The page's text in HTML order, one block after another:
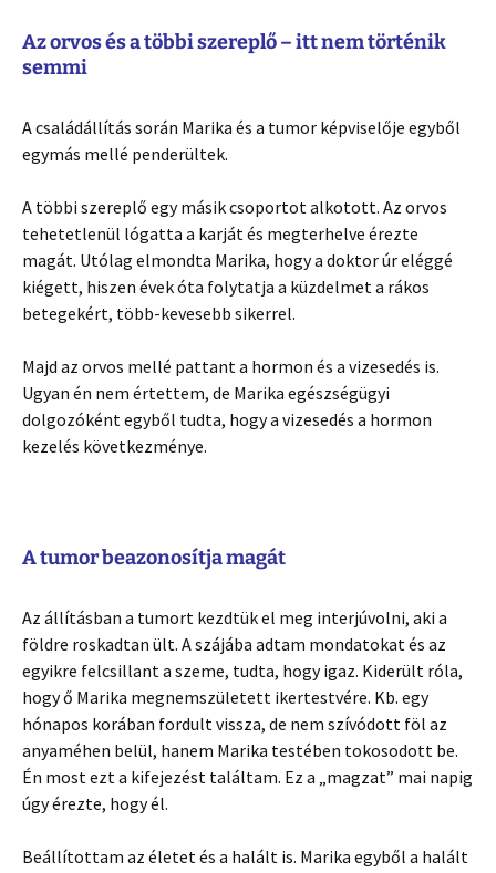
Az orvos és a többi szereplő – itt nem történik
semmi
A családállítás során Marika és a tumor képviselője egyből
egymás mellé penderültek.
A többi szereplő egy másik csoportot alkotott. Az orvos
tehetetlenül lógatta a karját és megterhelve érezte
magát. Utólag elmondta Marika, hogy a doktor úr eléggé
kiégett, hiszen évek óta folytatja a küzdelmet a rákos
betegekért, több-kevesebb sikerrel.
Majd az orvos mellé pattant a hormon és a vizesedés is.
Ugyan én nem értettem, de Marika egészségügyi
dolgozóként egyből tudta, hogy a vizesedés a hormon
kezelés következménye.
A tumor beazonosítja magát
Az állításban a tumort kezdtük el meg interjúvolni, aki a
földre roskadtan ült. A szájába adtam mondatokat és az
egyikre felcsillant a szeme, tudta, hogy igaz. Kiderült róla,
hogy ő Marika megnemszületett ikertestvére. Kb. egy
hónapos korában fordult vissza, de nem szívódott föl az
anyaméhen belül, hanem Marika testében tokosodott be.
Én most ezt a kifejezést találtam. Ez a „magzat” mai napig
úgy érezte, hogy él.
Beállítottam az életet és a halált is. Marika egyből a halált